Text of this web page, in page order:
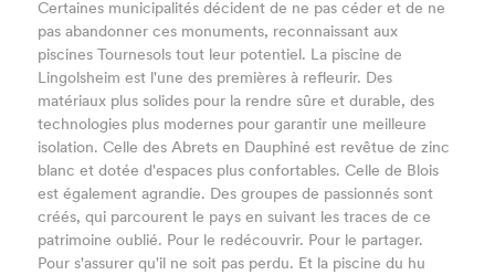
Certaines municipalités décident de ne pas céder et de ne
pas abandonner ces monuments, reconnaissant aux
piscines Tournesols tout leur potentiel. La piscine de
Lingolsheim est l'une des premières à refleurir. Des
matériaux plus solides pour la rendre sûre et durable, des
technologies plus modernes pour garantir une meilleure
isolation. Celle des Abrets en Dauphiné est revêtue de zinc
blanc et dotée d'espaces plus confortables. Celle de Blois
est également agrandie. Des groupes de passionnés sont
créés, qui parcourent le pays en suivant les traces de ce
patrimoine oublié. Pour le redécouvrir. Pour le partager.
Pour s'assurer qu'il ne soit pas perdu. Et la piscine du hu